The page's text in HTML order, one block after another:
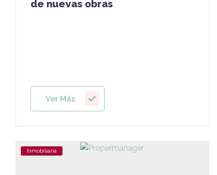
de nuevas obras
Ver Más
Inmobiliaria